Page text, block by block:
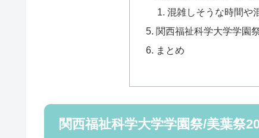
混雑しそうな時間や
関西福祉科学大学学園
まとめ
関西福祉科学大学学園祭/美葉祭